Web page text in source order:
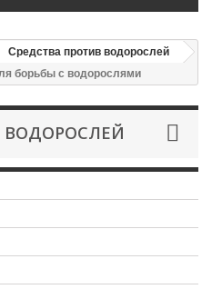
Средства против водорослей
борьбы с водорослями
ВОДОРОСЛЕЙ